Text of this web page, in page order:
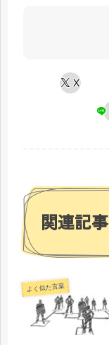
X
関連記事
よく似た言葉